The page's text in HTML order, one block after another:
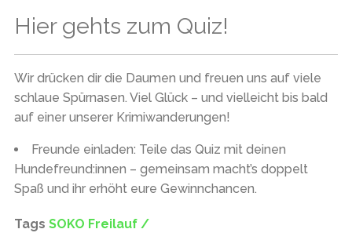
Hier gehts zum Quiz!
Wir drücken dir die Daumen und freuen uns auf viele
schlaue Spürnasen. Viel Glück – und vielleicht bis bald
auf einer unserer Krimiwanderungen!
Freunde einladen: Teile das Quiz mit deinen
Hundefreund:innen – gemeinsam macht’s doppelt
Spaß und ihr erhöht eure Gewinnchancen.
Tags SOKO Freilauf /